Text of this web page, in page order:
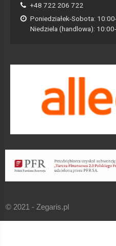
+48 722 206 722
Poniedziałek-Sobota:
Niedziela (handlowa):
© 2021 - Zegaris.pl